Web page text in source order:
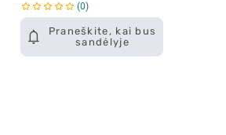
Praneškite, kai bus
sandėlyje
0